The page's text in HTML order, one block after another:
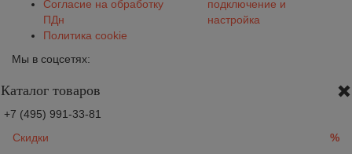
Согласие на обработку
ПДн
Политика cookie
подключение и
настройка
Мы в соцсетях:
Каталог товаров
+7 (495) 991-33-81
Скидки
%